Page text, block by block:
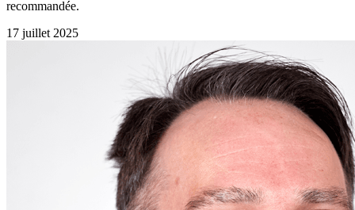
recommandée.
17 juillet 2025